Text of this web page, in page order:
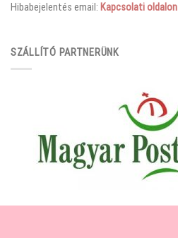
Hibabejelentés email: Kapcsolati oldalon
SZÁLLÍTÓ PARTNERÜNK